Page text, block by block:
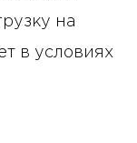
на
в условиях